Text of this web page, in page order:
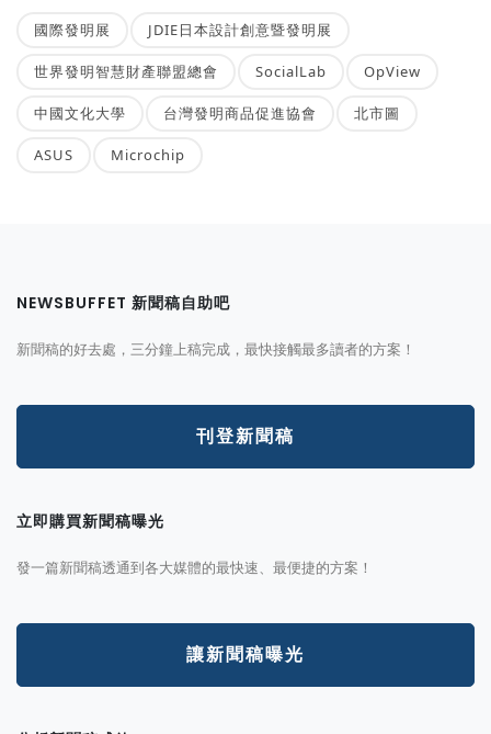
國際發明展 JDIE日本設計創意暨發明展
世界發明智慧財產聯盟總會 SocialLab OpView
中國文化大學 台灣發明商品促進協會 北市圖
ASUS Microchip
NEWSBUFFET 新聞稿自助吧
新聞稿的好去處，三分鐘上稿完成，最快接觸最多讀者的方案！
刊登新聞稿
立即購買新聞稿曝光
發一篇新聞稿透通到各大媒體的最快速、最便捷的方案！
讓新聞稿曝光